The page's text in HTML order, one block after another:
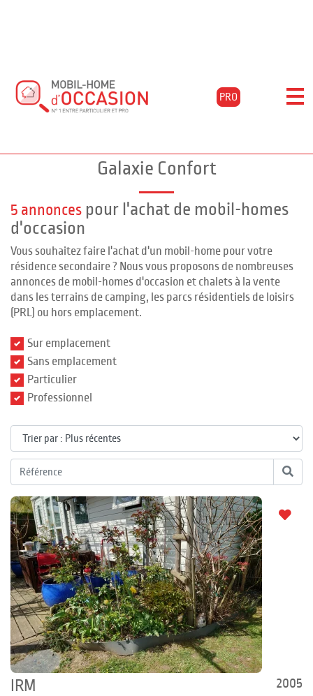
PRO
Filtrer les résultats
Galaxie Confort
5 annonces pour l'achat de mobil-homes
d'occasion
Vous souhaitez faire l'achat d'un mobil-home pour votre
résidence secondaire ? Nous vous proposons de nombreuses
annonces de mobil-homes d'occasion et chalets à la vente
dans les terrains de camping, les parcs résidentiels de loisirs
(PRL) ou hors emplacement.
Sur emplacement
Sans emplacement
Particulier
Professionnel
2005
IRM